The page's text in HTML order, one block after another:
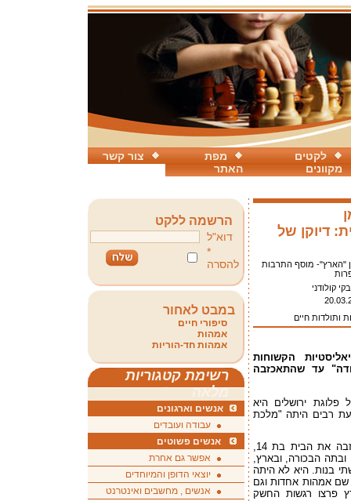
צור קשר
מפת
האתר
לקטים
מקוונים
דיוקן של
"הארץ"- מוסף התרבות
קולודני
ותולדות חיים
הקשוחות
עד שהתאכזבה
ירושלים היא
רבים היתה "מלכת
שירה גורשמן (2001-1906) היתה מרדנית שעזבה את הבית בת 14,
ובתה הבכורה, ובארץ,
בנות. היא לא היתה
שם אמהות אחדות וגם
פרצו רגשות החשק
הרשמה ללקט
דוא"ל
*
להסרה
במבט לאחור
סיפורי חיים
אמהות
אמהות חד-הוריות
רשימת קטגוריות
מלאה
אנשים וארגונים
עבודה ועובדים
אנשים פשוטים
אפשר גם אחרת
יוצאי הדופן והמיוחדים
אנשים , מחשבים ואינטרנט